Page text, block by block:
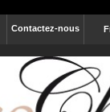
Contactez-nous